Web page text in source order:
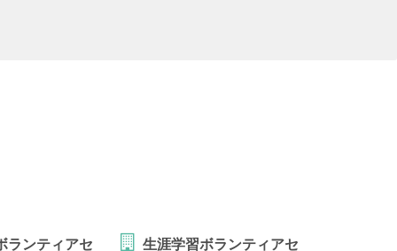
ランティアセ 生涯学習ボランティアセ